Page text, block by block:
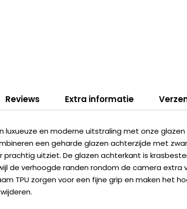
Reviews Extra informatie
luxueuze en moderne uitstraling met onze
een geharde glazen achterzijde met
uitziet. De glazen achterkant is
de verhoogde randen rondom de camera extra
TPU zorgen voor een fijne grip en maken het